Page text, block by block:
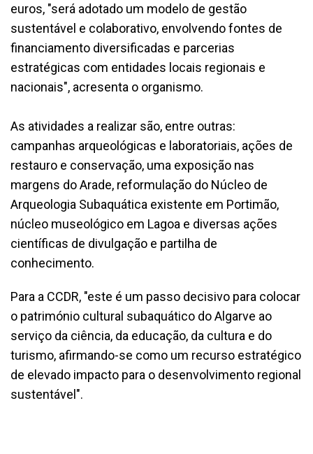
euros, "será adotado um modelo de gestão
sustentável e colaborativo, envolvendo fontes de
financiamento diversificadas e parcerias
estratégicas com entidades locais regionais e
nacionais", acresenta o organismo.
As atividades a realizar são, entre outras:
campanhas arqueológicas e laboratoriais, ações de
restauro e conservação, uma exposição nas
margens do Arade, reformulação do Núcleo de
Arqueologia Subaquática existente em Portimão,
núcleo museológico em Lagoa e diversas ações
científicas de divulgação e partilha de
conhecimento.
Para a CCDR, "este é um passo decisivo para colocar
o património cultural subaquático do Algarve ao
serviço da ciência, da educação, da cultura e do
turismo, afirmando-se como um recurso estratégico
de elevado impacto para o desenvolvimento regional
sustentável".